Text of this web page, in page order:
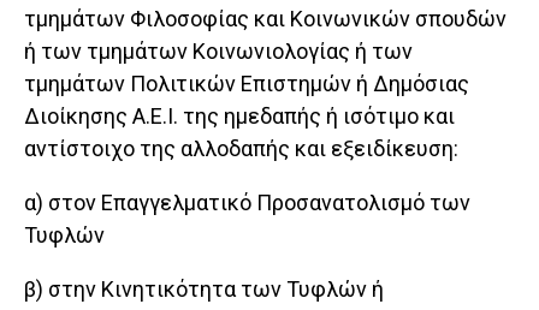
τμημάτων Φιλοσοφίας και Κοινωνικών σπουδών
ή των τμημάτων Κοινωνιολογίας ή των
τμημάτων Πολιτικών Επιστημών ή Δημόσιας
Διοίκησης Α.Ε.Ι. της ημεδαπής ή ισότιμο και
αντίστοιχο της αλλοδαπής και εξειδίκευση:
α) στον Επαγγελματικό Προσανατολισμό των
Τυφλών
β) στην Κινητικότητα των Τυφλών ή